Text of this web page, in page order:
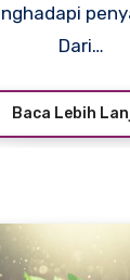
Dari…
Baca Lebih